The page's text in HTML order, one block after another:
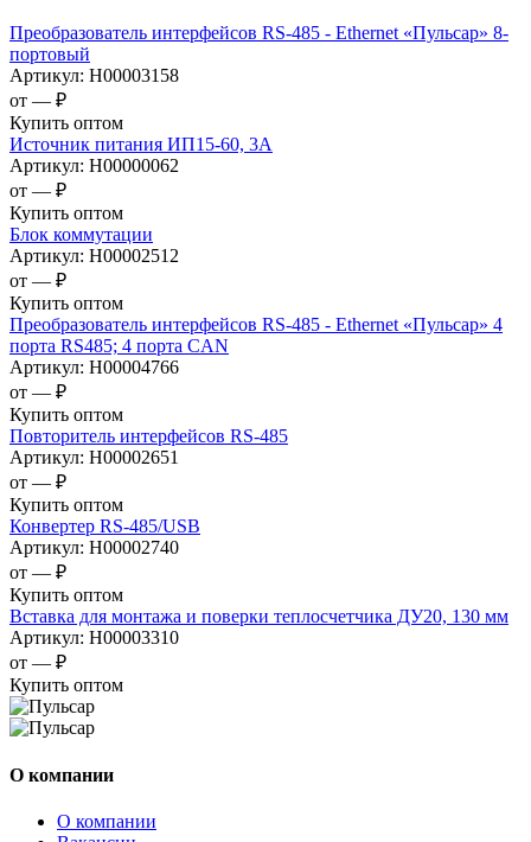
Преобразователь интерфейсов RS-485 - Ethernet «Пульсар» 8-
портовый
Артикул: Н00003158
от — ₽
Купить оптом
Источник питания ИП15-60, 3А
Артикул: Н00000062
от — ₽
Купить оптом
Блок коммутации
Артикул: Н00002512
от — ₽
Купить оптом
Преобразователь интерфейсов RS-485 - Ethernet «Пульсар» 4
порта RS485; 4 порта CAN
Артикул: Н00004766
от — ₽
Купить оптом
Повторитель интерфейсов RS-485
Артикул: Н00002651
от — ₽
Купить оптом
Конвертер RS-485/USB
Артикул: Н00002740
от — ₽
Купить оптом
Вставка для монтажа и поверки теплосчетчика ДУ20, 130 мм
Артикул: Н00003310
от — ₽
Купить оптом
О компании
О компании